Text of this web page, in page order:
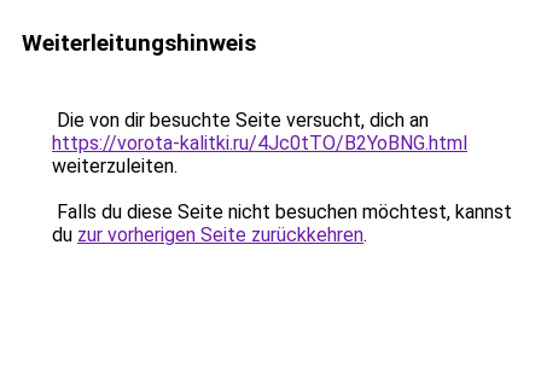
Weiterleitungshinweis
Die von dir besuchte Seite versucht, dich an
https://vorota-kalitki.ru/4Jc0tTO/B2YoBNG.html
weiterzuleiten.
Falls du diese Seite nicht besuchen möchtest, kannst
du zur vorherigen Seite zurückkehren.